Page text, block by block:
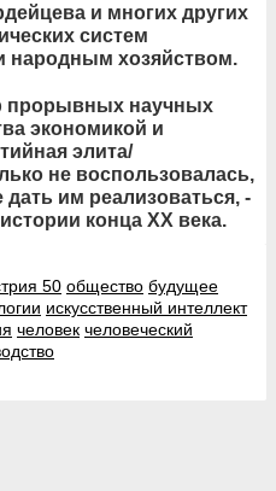
и многих других
систем
народным хозяйством.
прорывных научных
экономикой и
элита/
не воспользовалась,
им реализоваться, -
конца ХХ века.
50 общество будущее
искусственный интеллект
человек человеческий